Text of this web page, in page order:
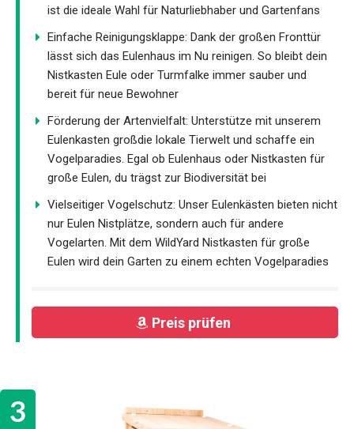
ist die ideale Wahl für Naturliebhaber und Gartenfans
Einfache Reinigungsklappe: Dank der großen Fronttür
lässt sich das Eulenhaus im Nu reinigen. So bleibt dein
Nistkasten Eule oder Turmfalke immer sauber und
bereit für neue Bewohner
Förderung der Artenvielfalt: Unterstütze mit unserem
Eulenkasten großdie lokale Tierwelt und schaffe ein
Vogelparadies. Egal ob Eulenhaus oder Nistkasten für
große Eulen, du trägst zur Biodiversität bei
Vielseitiger Vogelschutz: Unser Eulenkästen bieten nicht
nur Eulen Nistplätze, sondern auch für andere
Vogelarten. Mit dem WildYard Nistkasten für große
Eulen wird dein Garten zu einem echten Vogelparadies
Preis prüfen